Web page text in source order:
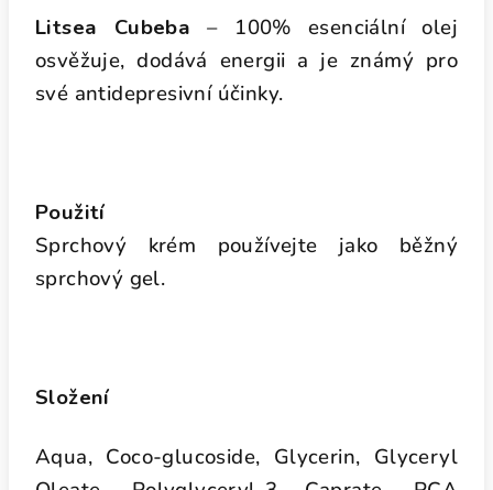
Litsea Cubeba – 100% esenciální olej
osvěžuje, dodává energii a je známý pro
své antidepresivní účinky.
Použití
Sprchový krém používejte jako běžný
sprchový gel.
Složení
Aqua, Coco-glucoside, Glycerin, Glyceryl